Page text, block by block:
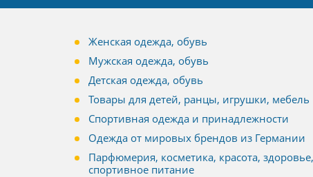
Женская одежда, обувь
Мужская одежда, обувь
Детская одежда, обувь
Товары для детей, ранцы, игрушки, мебель
Спортивная одежда и принадлежности
Одежда от мировых брендов из Германии
Парфюмерия, косметика, красота, здоровье,
спортивное питание